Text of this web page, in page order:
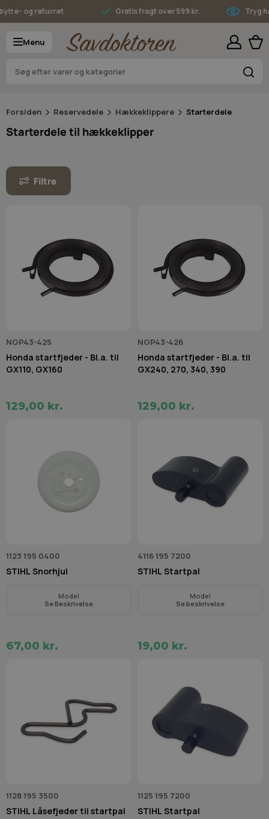
Skip to Content
og returret Gratis fragt over 599 kr. Tryg
Menu
Forsiden Reservedele Hækkeklippere Starterdele
Starterdele til hækkeklipper
Filtre
NGP43-425
Honda startfjeder - Bl.a. til
GX110, GX160
129,00 kr.
NGP43-426
Honda startfjeder - Bl.a. til
GX240, 270, 340, 390
129,00 kr.
1123 195 0400
STIHL Snorhjul
Model
Se Beskrivelse
67,00 kr.
4116 195 7200
STIHL Startpal
Model
Se beskrivelse
19,00 kr.
1128 195 3500
STIHL Låsefjeder til startpal
1125 195 7200
STIHL Startpal